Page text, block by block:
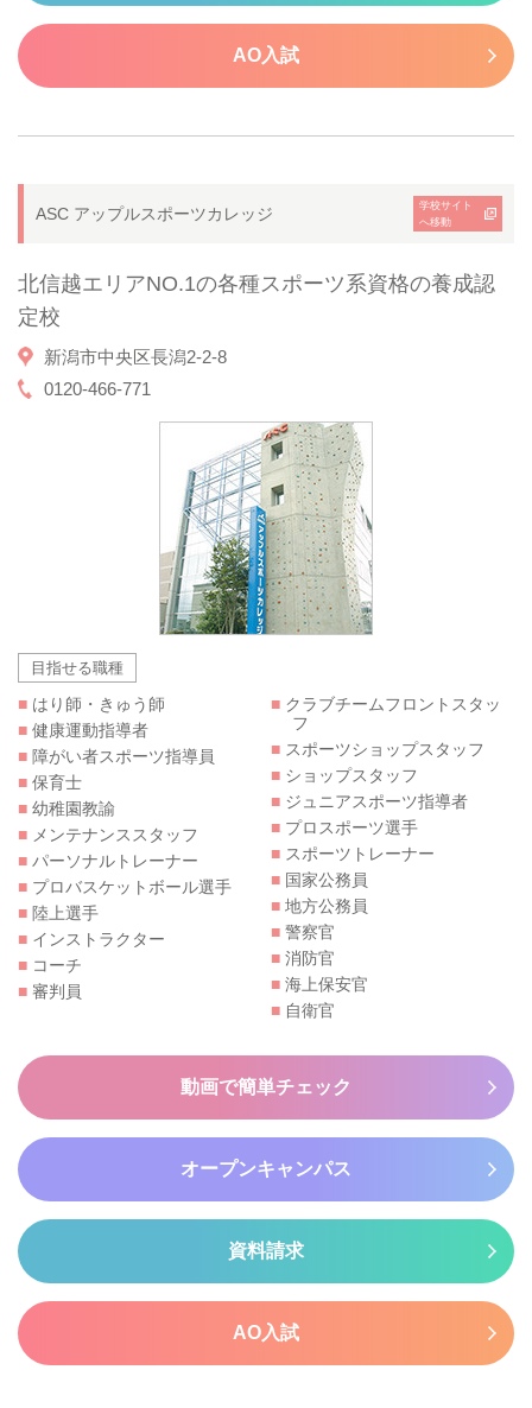
AO入試
ASC アップルスポーツカレッジ
学校サイト
へ移動
北信越エリアNO.1の各種スポーツ系資格の養成認
定校
新潟市中央区長潟2-2-8
0120-466-771
目指せる職種
■ はり師・きゅう師
■ 健康運動指導者
■ 障がい者スポーツ指導員
■ 保育士
■ 幼稚園教諭
■ メンテナンススタッフ
■ パーソナルトレーナー
■ プロバスケットボール選手
■ 陸上選手
■ インストラクター
■ コーチ
■ 審判員
■ クラブチームフロントスタッ
フ
■ スポーツショップスタッフ
■ ショップスタッフ
■ ジュニアスポーツ指導者
■ プロスポーツ選手
■ スポーツトレーナー
■ 国家公務員
■ 地方公務員
■ 警察官
■ 消防官
■ 海上保安官
■ 自衛官
動画で簡単チェック
オープンキャンパス
資料請求
AO入試